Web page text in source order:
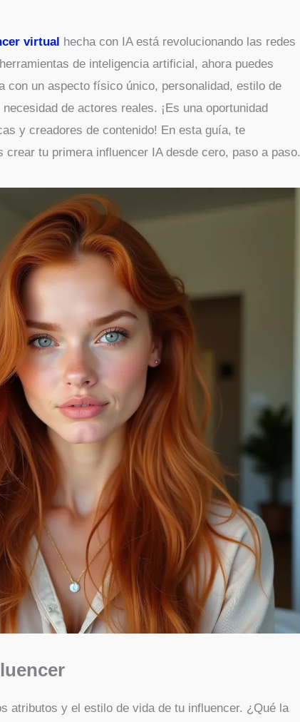
virtual hecha con IA está revolucionando las redes
de inteligencia artificial, ahora puedes
con un aspecto físico único, personalidad, estilo de
de actores reales. ¡Es una oportunidad
y creadores de contenido! En esta guía, te
crear tu primera influencer IA desde cero, paso a paso.
atributos y el estilo de vida de tu influencer. ¿Qué la